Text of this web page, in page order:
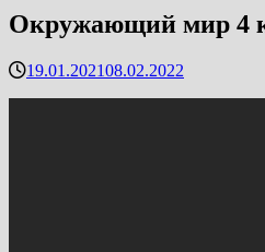
Окружающий мир 4
19.01.202108.02.2022